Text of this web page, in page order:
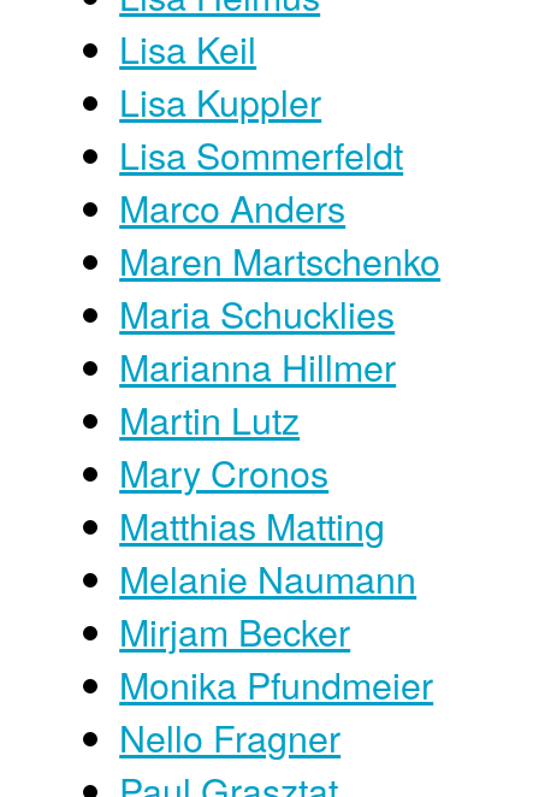
Lisa Keil
Lisa Kuppler
Lisa Sommerfeldt
Marco Anders
Maren Martschenko
Maria Schucklies
Marianna Hillmer
Martin Lutz
Mary Cronos
Matthias Matting
Melanie Naumann
Mirjam Becker
Monika Pfundmeier
Nello Fragner